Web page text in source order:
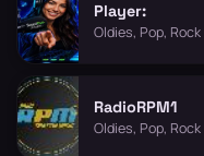
Player:
Oldies, Pop, Rock
RadioRPM1
Oldies, Pop, Rock